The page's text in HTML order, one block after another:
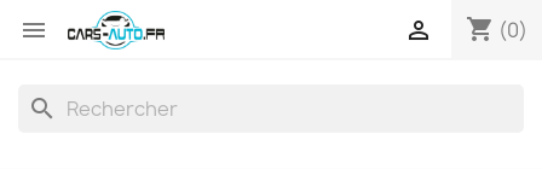
 shopping_cart (0)

search